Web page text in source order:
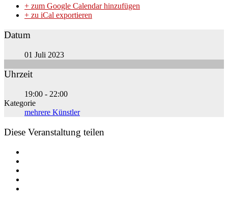
+ zum Google Calendar hinzufügen
+ zu iCal exportieren
Datum
01 Juli 2023
Uhrzeit
19:00 - 22:00
Kategorie
mehrere Künstler
Diese Veranstaltung teilen